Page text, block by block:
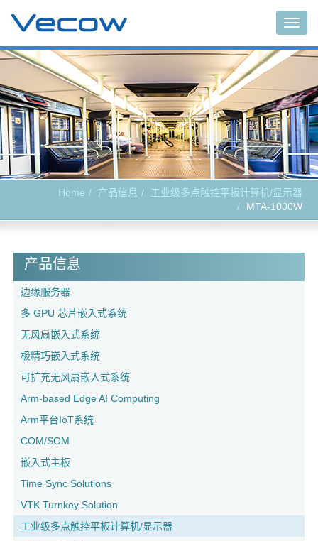
Home 产品信息
工业级多点触控平板计算机/显示器
MTA-1000W
产品信息
边缘服务器
多 GPU 芯片嵌入式系统
无风扇嵌入式系统
极精巧嵌入式系统
可扩充无风扇嵌入式系统
Arm-based Edge AI Computing
Arm平台IoT系统
COM/SOM
嵌入式主板
Time Sync Solutions
VTK Turnkey Solution
工业级多点触控平板计算机/显示器